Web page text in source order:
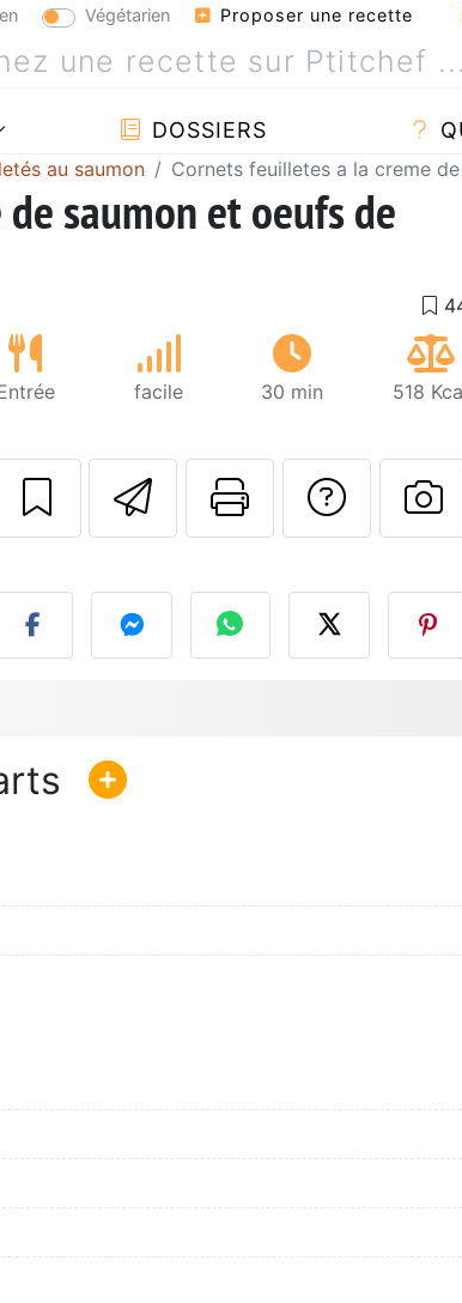
Végétarien Proposer une recette
DOSSIERS
au saumon Cornets feuilletes a la creme
saumon et oeufs de
facile 30 min 518
Envoyer cette
Imprimer